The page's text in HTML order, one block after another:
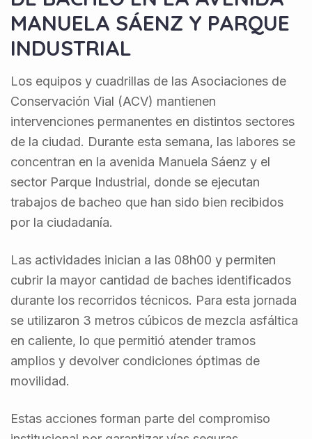
MANUELA SÁENZ Y PARQUE
INDUSTRIAL
Los equipos y cuadrillas de las Asociaciones de
Conservación Vial (ACV) mantienen
intervenciones permanentes en distintos sectores
de la ciudad. Durante esta semana, las labores se
concentran en la avenida Manuela Sáenz y el
sector Parque Industrial, donde se ejecutan
trabajos de bacheo que han sido bien recibidos
por la ciudadanía.
Las actividades inician a las 08h00 y permiten
cubrir la mayor cantidad de baches identificados
durante los recorridos técnicos. Para esta jornada
se utilizaron 3 metros cúbicos de mezcla asfáltica
en caliente, lo que permitió atender tramos
amplios y devolver condiciones óptimas de
movilidad.
Estas acciones forman parte del compromiso